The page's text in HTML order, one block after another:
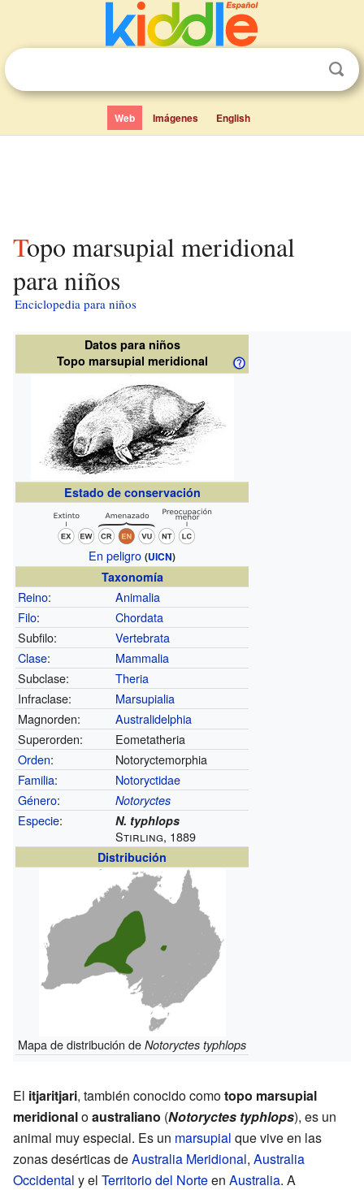
Web Imágenes English
Topo marsupial meridional
para niños
Enciclopedia para niños
Datos para niños
Topo marsupial meridional
Estado de conservación
En peligro (UICN)
Taxonomía
Reino:
Animalia
Filo:
Chordata
Subfilo:
Vertebrata
Clase:
Mammalia
Subclase:
Theria
Infraclase:
Marsupialia
Magnorden:
Australidelphia
Superorden:
Eometatheria
Orden:
Notoryctemorphia
Familia:
Notoryctidae
Género: Notoryctes
Especie: N. typhlops
Stirling, 1889
Distribución
Mapa de distribución deNotoryctes typhlops
El itjaritjari, también conocido comotopo marsupial
meridionaloaustraliano (Notoryctes typhlops), es un
animal muy especial. Es un marsupial que vive en las
zonas desérticas deAustralia Meridional, Australia
Occidental y el Territorio del Norteen Australia. A